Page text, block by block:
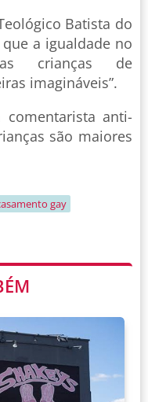
Batista do
a igualdade no
as crianças de
imagináveis”.
anti-
são maiores
gay